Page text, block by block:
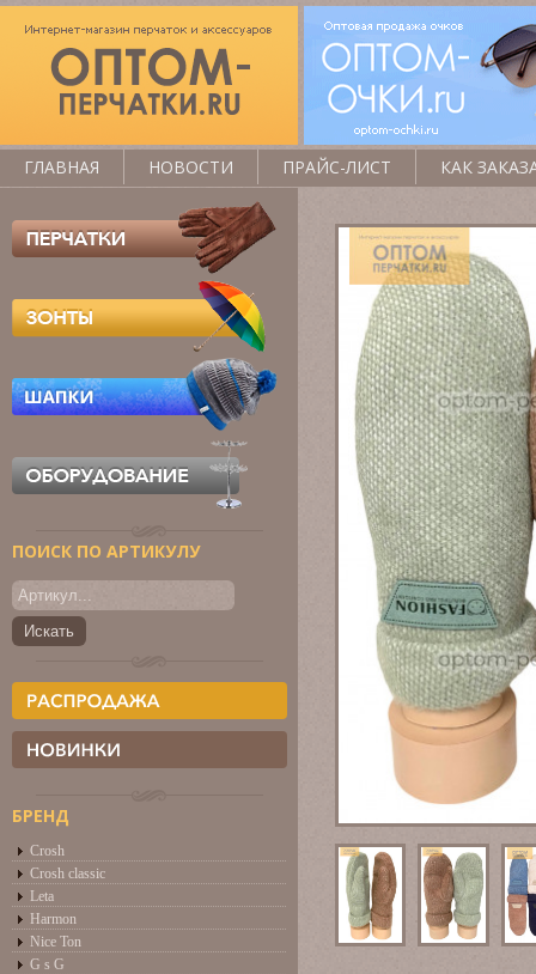
ПОИСК ПО АРТИКУЛУ
БРЕНД
Crosh
Crosh classic
Leta
Harmon
Nice Ton
G s G
ГЛАВНАЯ НОВОСТИ ПРАЙС-ЛИСТ КАК